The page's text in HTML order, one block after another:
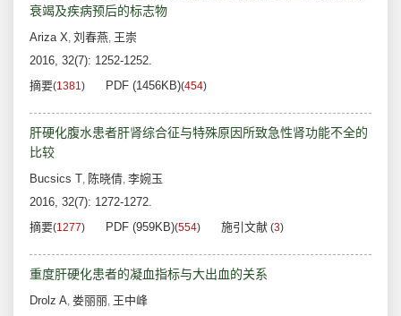
衰竭及疾病预后的标志物
Ariza X, 刘春燕, 王崇
2016, 32(7): 1252-1252.
摘要(1381) PDF (1456KB)(454)
肝硬化腹水患者肝肾综合征与特殊原因所致急性肾功能不全的
比较
Bucsics T, 陈晓倩, 李婉玉
2016, 32(7): 1272-1272.
摘要(1277) PDF (959KB)(554) 施引文献 (3)
重度肝硬化患者的凝血指标与大出血的关系
Drolz A, 娄丽丽, 王中峰